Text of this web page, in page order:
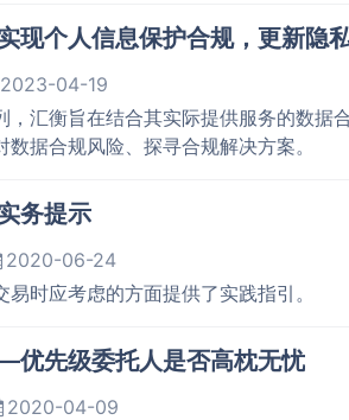
现个人信息保护合规，更新隐
2023-04-19
，汇衡旨在结合其实际提供服务的数据
据合规风险、探寻合规解决方案。
务提示
2020-06-24
时应考虑的方面提供了实践指引。
先级委托人是否高枕无忧
2020-04-09